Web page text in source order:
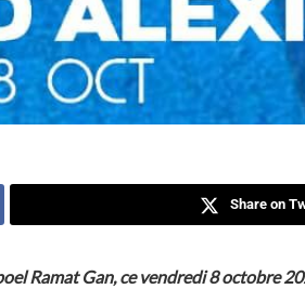
Share on
Ramat Gan, ce vendredi 8 octobre